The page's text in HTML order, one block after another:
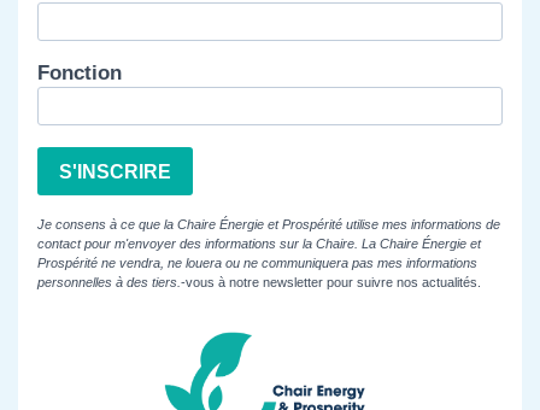
Fonction
S'INSCRIRE
Je consens à ce que la Chaire Énergie et Prospérité utilise mes informations de
contact pour m'envoyer des informations sur la Chaire. La Chaire Énergie et
Prospérité ne vendra, ne louera ou ne communiquera pas mes informations
personnelles à des tiers. -vous à notre newsletter pour suivre nos actualités.